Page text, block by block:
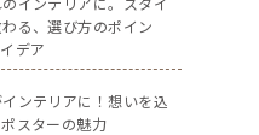
る、選び方のポイン
デア
ンテリアに！想いを込
スターの魅力